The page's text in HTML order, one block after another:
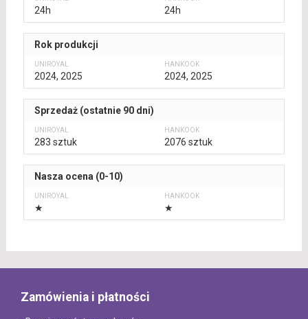
24h 24h
Rok produkcji
2024, 2025 2024, 2025
Sprzedaż (ostatnie 90 dni)
283 sztuk 2076 sztuk
Nasza ocena (0-10)
★ ★
Zamówienia i płatności